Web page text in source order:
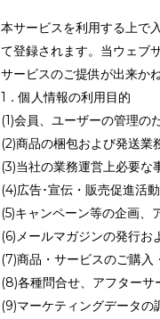
本サービスを利用する上で
て登録されます。当ウェブ
サービスのご提供が出来か
1．個人情報の利用目的
(1)会員、ユーザーの管理の
(2)商品の梱包および発送業
(3)当社の業務運営上必要な
(4)広告･宣伝・販売促進活
(5)キャンペーン等の企画、
(6)メールマガジンの発行お
(7)商品・サービスのご購
(8)各種問合せ、アフターサ
(9)マーケティングデータ